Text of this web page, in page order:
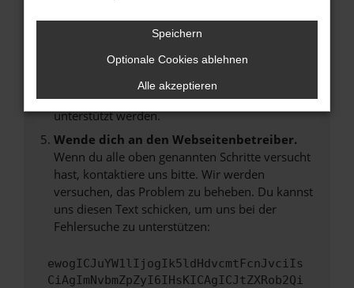
Betriebssystem auf dem neuesten Stand
Veraltete Software birgt nicht nur ein
Sicherheitsrisiko, sondern kann auch dazu
führen, dass bestimmte Funktionen nicht mehr
unterstützt werden.
Wende dich an den Webseitenbetreiber.
Wenn du alle oben genannten Schritte versucht
hast, kontaktiere uns bitte. Wir werden
versuchen, das Problem zu beheben. Du kannst
uns diesen Text schicken, um uns bei der
Fehlersuche zu unterstützen:
ewogICJuYW1lIjogIk5ldHdvcmtFcnJvciIs
CiAgImNvbmZpZyI6IHsKICAgICJtZXRob2Qi
Speichern
Optionale Cookies ablehnen
Alle akzeptieren